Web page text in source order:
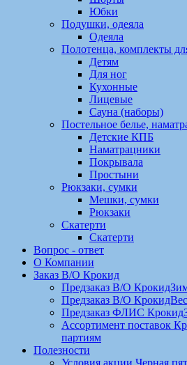
Юбки
Подушки, одеяла
Одеяла
Полотенца, комплекты
Детям
Для ног
Кухонные
Лицевые
Сауна (наборы)
Постельное белье,
Детские КПБ
Наматрацники
Покрывала
Простыни
Рюкзаки, сумки
Мешки, сумки
Рюкзаки
Скатерти
Скатерти
Вопрос - ответ
О Компании
Заказ В/О Крокид
Предзаказ В/О
Предзаказ В/О
Предзаказ ФЛИС
Ассортимент поставок
партиям
Полезности
Условия акции Черная